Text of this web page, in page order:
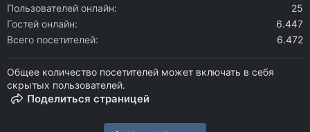
Пользователей онлайн
25
Гостей онлайн
6.447
Всего посетителей
6.472
Общее количество посетителей может включать в себя
скрытых пользователей.
Поделиться страницей